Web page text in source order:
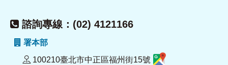
諮詢專線：(02) 4121166
署本部
100210臺北市中正區福州街15號